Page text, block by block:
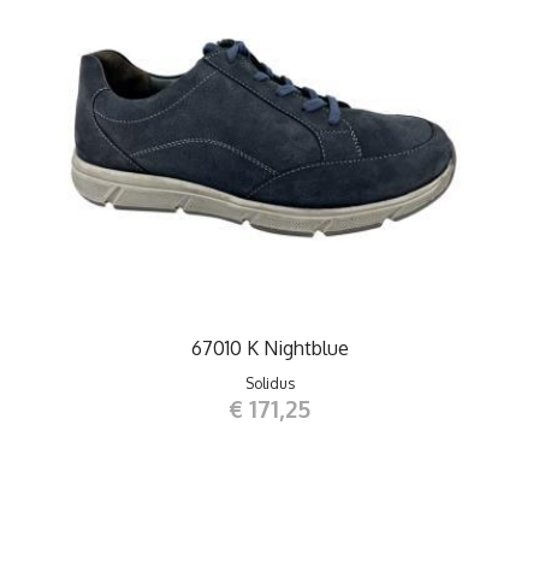
67010 K Nightblue
Solidus
€ 171,25